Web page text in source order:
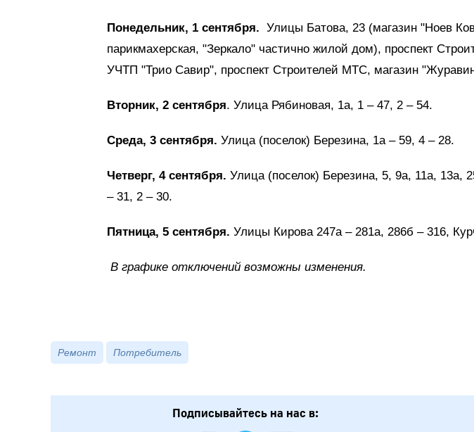
Понедельник, 1 сентября. Улицы Батова, 23 (магазин "Ноев
парикмахерская, "Зеркало" частично жилой дом), проспект
УЧТП "Трио Савир", проспект Строителей МТС, магазин
Вторник, 2 сентября. Улица Рябиновая, 1а, 1 – 47, 2 – 54.
Среда, 3 сентября. Улица (поселок) Березина, 1а – 59, 4 – 28.
Четверг, 4 сентября. Улица (поселок) Березина, 5, 9а, 11а, 13а,
– 31, 2 – 30.
Пятница, 5 сентября. Улицы Кирова 247а – 281а, 286б – 316,
В графике отключений возможны изменения.
Ремонт Потребитель